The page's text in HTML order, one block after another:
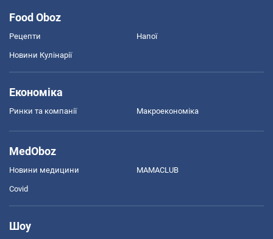
Food Oboz
Рецепти Напої
Новини Кулінарії
Економіка
Ринки та компанії Макроекономіка
MedOboz
Новини медицини MAMACLUB
Covid
Шоу